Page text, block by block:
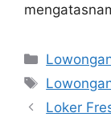
Tags
Loker